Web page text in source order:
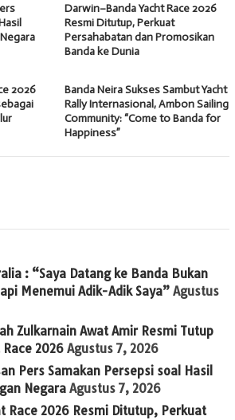
Darwin–Banda Yacht Race 2026
Resmi Ditutup, Perkuat
Persahabatan dan Promosikan
Banda ke Dunia
2026
Banda Neira Sukses Sambut Yacht
Rally Internasional, Ambon Sailing
Community: “Come to Banda for
Happiness”
: “Saya Datang ke Banda Bukan
Menemui Adik-Adik Saya” Agustus
Zulkarnain Awat Amir Resmi Tutup
2026 Agustus 7, 2026
Pers Samakan Persepsi soal Hasil
Negara Agustus 7, 2026
Race 2026 Resmi Ditutup, Perkuat